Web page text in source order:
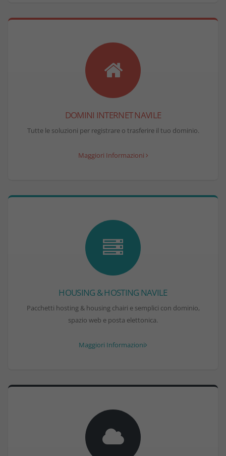
DOMINI INTERNET NAVILE
Tutte le soluzioni per registrare o trasferire il tuo dominio.
Maggiori Informazioni
HOUSING & HOSTING NAVILE
Pacchetti hosting & housing chairi e semplici con dominio,
spazio web e posta elettonica.
Maggiori Informazioni